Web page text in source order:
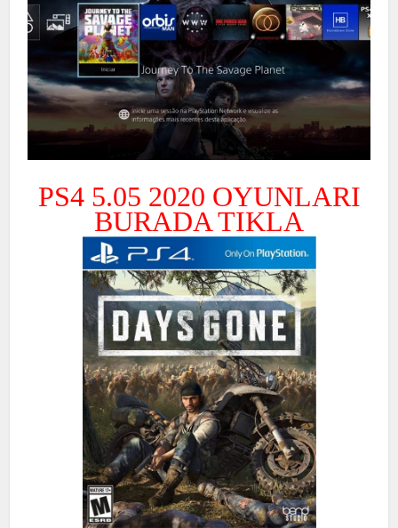
PS4 5.05 2020 OYUNLARI
BURADA TIKLA